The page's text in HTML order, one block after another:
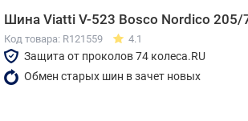
Шина Viatti V-523 Bosco Nordico 205/
Код товара: R121559 4.1
Защита от проколов 74 колеса.RU
Обмен старых шин в зачет новых